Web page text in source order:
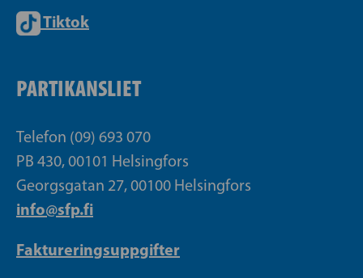
Tiktok
PARTIKANSLIET
Telefon (09) 693 070
PB 430, 00101 Helsingfors
Georgsgatan 27, 00100 Helsingfors
info@sfp.fi
Faktureringsuppgifter